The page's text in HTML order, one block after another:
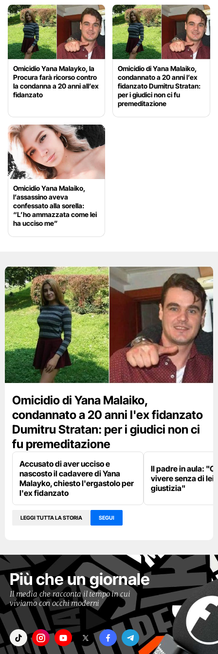
Omicidio Yana Malayko, la
Procura farà ricorso contro
la condanna a 20 anni all’ex
fidanzato
Omicidio di Yana Malaiko,
condannato a 20 anni l’ex
fidanzato Dumitru Stratan:
per i giudici non ci fu
premeditazione
Omicidio Yana Malaiko,
l’assassino aveva
confessato alla sorella:
“L’ho ammazzata come lei
ha ucciso me”
Omicidio di Yana Malaiko,
condannato a 20 anni l'ex fidanzato
Dumitru Stratan: per i giudici non ci
fu premeditazione
Accusato di aver ucciso e
nascosto il cadavere di Yana
Malayko, chiesto l'ergastolo per
l'ex fidanzato
Il padre in aula:
vivere senza di
giustizia"
LEGGI TUTTA LA STORIA SEGUI
Più che un giornale
Il media che racconta il tempo in cui
viviamo con occhi moderni